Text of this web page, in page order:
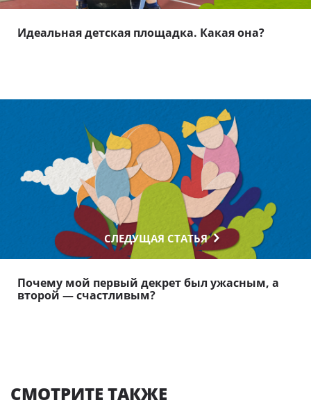
Идеальная детская площадка. Какая она?
СЛЕДУЩАЯ СТАТЬЯ
Почему мой первый декрет был ужасным, а
второй — счастливым?
СМОТРИТЕ ТАКЖЕ